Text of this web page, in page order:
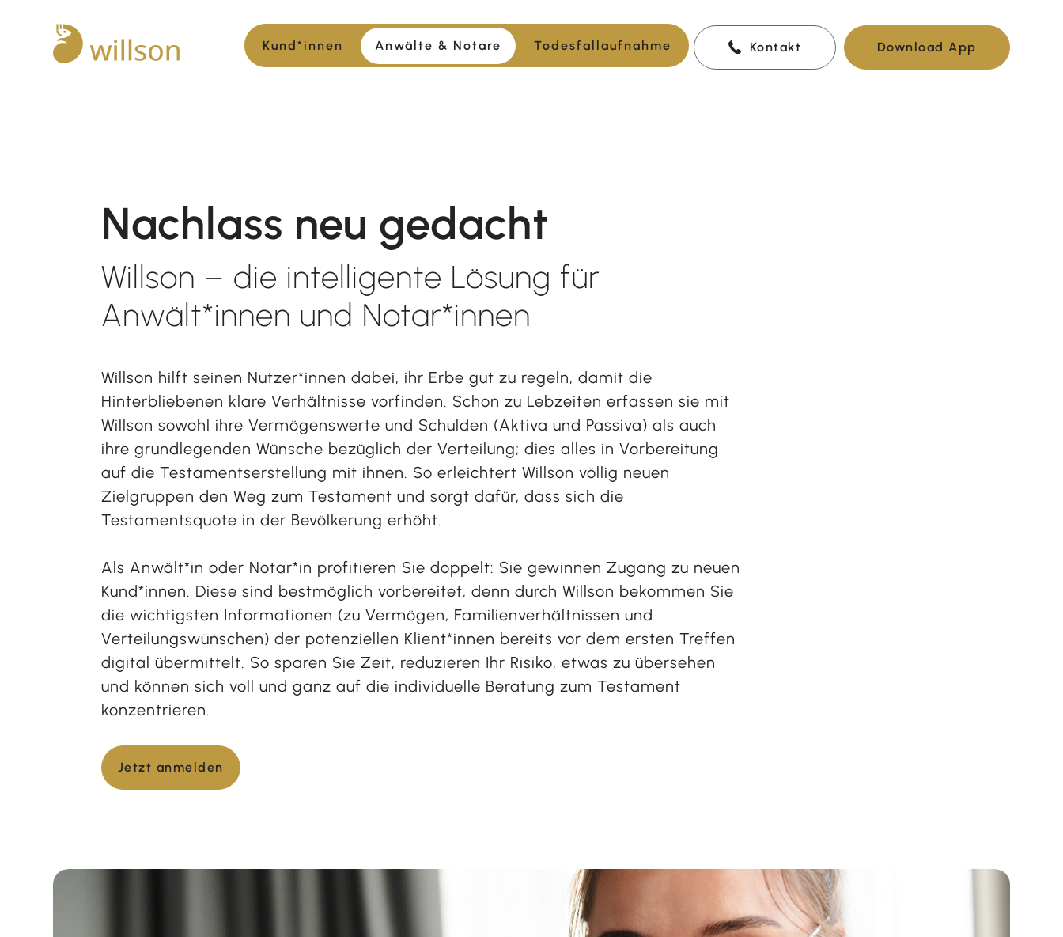
Kund*innen Anwälte & Notare Todesfallaufnahme Kontakt Download App
Nachlass neu gedacht
Willson – die intelligente Lösung für
Anwält*innen und Notar*innen
Willson hilft seinen Nutzer*innen dabei, ihr Erbe gut zu regeln, damit die
Hinterbliebenen klare Verhältnisse vorfinden. Schon zu Lebzeiten erfassen sie mit
Willson sowohl ihre Vermögenswerte und Schulden (Aktiva und Passiva) als auch
ihre grundlegenden Wünsche bezüglich der Verteilung; dies alles in Vorbereitung
auf die Testamentserstellung mit ihnen. So erleichtert Willson völlig neuen
Zielgruppen den Weg zum Testament und sorgt dafür, dass sich die
Testamentsquote in der Bevölkerung erhöht.
Als Anwält*in oder Notar*in profitieren Sie doppelt: Sie gewinnen Zugang zu neuen
Kund*innen. Diese sind bestmöglich vorbereitet, denn durch Willson bekommen Sie
die wichtigsten Informationen (zu Vermögen, Familienverhältnissen und
Verteilungswünschen) der potenziellen Klient*innen bereits vor dem ersten Treffen
digital übermittelt. So sparen Sie Zeit, reduzieren Ihr Risiko, etwas zu übersehen
und können sich voll und ganz auf die individuelle Beratung zum Testament
konzentrieren.
Jetzt anmelden